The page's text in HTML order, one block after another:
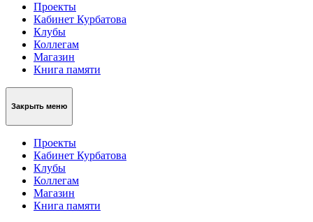
Проекты
Кабинет Курбатова
Клубы
Коллегам
Магазин
Книга памяти
Закрыть меню
Проекты
Кабинет Курбатова
Клубы
Коллегам
Магазин
Книга памяти